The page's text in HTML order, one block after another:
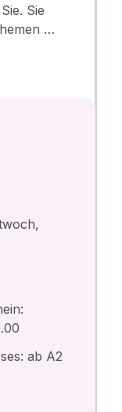
Sie
…
ab A2